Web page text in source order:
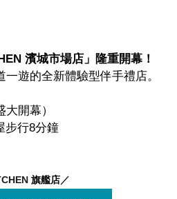
濱城市場店」隆重開幕！
遊的全新體驗型伴手禮店。
開幕）
步行8分鐘
旗艦店／